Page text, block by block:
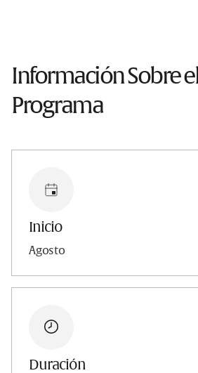
Información Sobre el
Programa
Inicio
Agosto
Duración